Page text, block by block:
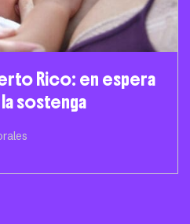
Rico: en espera
sostenga